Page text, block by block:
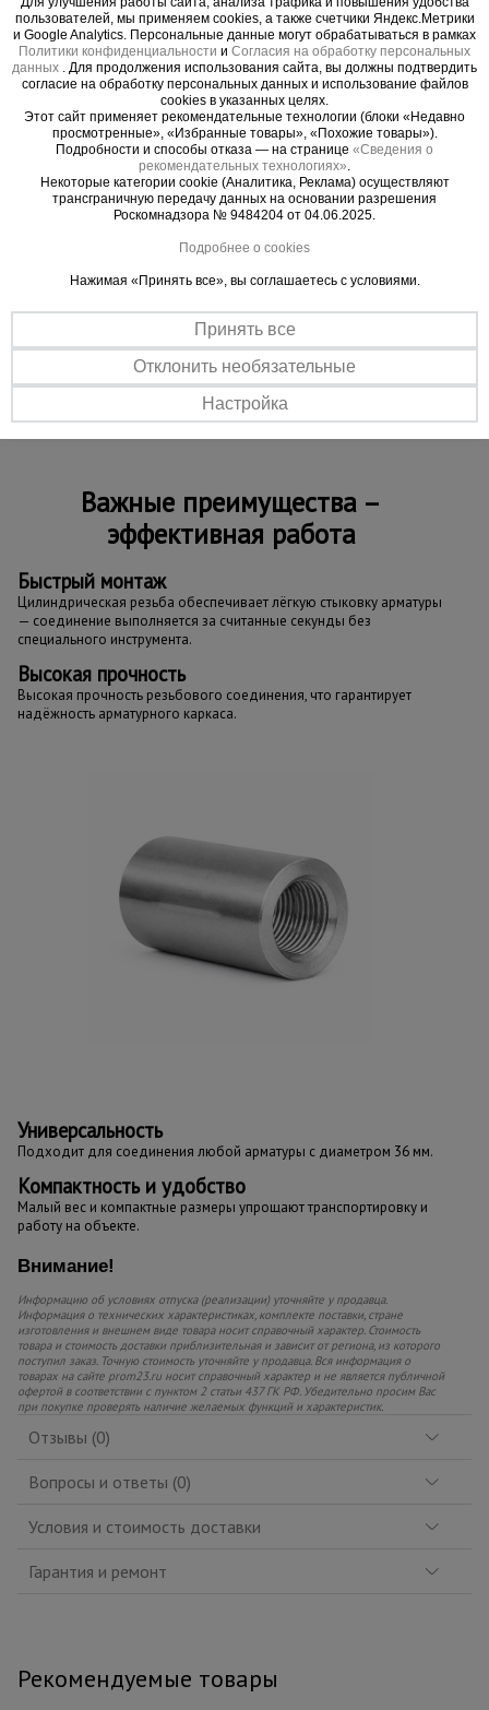
монолитных конструкций, где требуется быстрая
и качественная стыковка арматуры.
Область применения
Монтаж арматурных каркасов фундаментов.
Возведение колонн, стен и монолитных
перекрытий.
Строительство многоэтажных зданий и
промышленных объектов.
Работы, где сварка арматуры запрещена или
армирования.
Технические характеристики
Диаметр арматуры: 36 мм;
Тип резьбы: цилиндрическая (стандартная);
Важные преимущества –
эффективная работа
Быстрый монтаж
Цилиндрическая резьба обеспечивает лёгкую стыковку арматуры
— соединение выполняется за считанные секунды без
специального инструмента.
Высокая прочность
Высокая прочность резьбового соединения, что гарантирует
надёжность арматурного каркаса.
Универсальность
Подходит для соединения любой арматуры с диаметром 36 мм.
Компактность и удобство
Малый вес и компактные размеры упрощают транспортировку и
работу на объекте.
Внимание!
Информацию об условиях отпуска (реализации) уточняйте у продавца.
Информация о технических характеристиках, комплекте поставки, стране
изготовления и внешнем виде товара носит справочный характер. Стоимость
товара и стоимость доставки приблизительная и зависит от региона, из которого
поступил заказ. Точную стоимость уточняйте у продавца. Вся информация о
товарах на сайте prom23.ru носит справочный характер и не является публичной
офертой в соответствии с пунктом 2 статьи 437 ГК РФ. Убедительно просим Вас
при покупке проверять наличие желаемых функций и характеристик.
Отзывы (0)
Вопросы и ответы (0)
Условия и стоимость доставки
Гарантия и ремонт
Рекомендуемые товары
пользователей, мы применяем cookies, а также счетчики Яндекс.Метрики
и Google Analytics. Персональные данные могут обрабатываться в рамках
Политики конфиденциальности и Согласия на обработку персональных
данных . Для продолжения использования сайта, вы должны подтвердить
согласие на обработку персональных данных и использование файлов
cookies в указанных целях.
Этот сайт применяет рекомендательные технологии (блоки «Недавно
просмотренные», «Избранные товары», «Похожие товары»).
Подробности и способы отказа — на странице «Сведения о
рекомендательных технологиях».
Некоторые категории cookie (Аналитика, Реклама) осуществляют
трансграничную передачу данных на основании разрешения
Роскомнадзора № 9484204 от 04.06.2025.
Подробнее о cookies
Нажимая «Принять все», вы соглашаетесь с условиями.
Принять все
Отклонить необязательные
Настройка